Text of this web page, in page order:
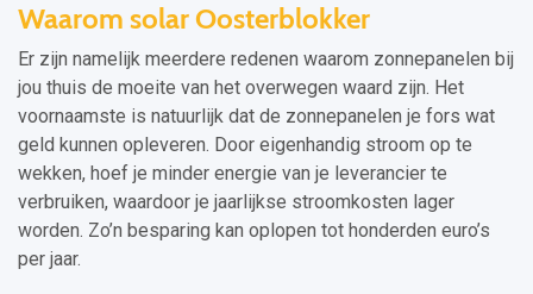
Waarom solar Oosterblokker
Er zijn namelijk meerdere redenen waarom zonnepanelen bij
jou thuis de moeite van het overwegen waard zijn. Het
voornaamste is natuurlijk dat de zonnepanelen je fors wat
geld kunnen opleveren. Door eigenhandig stroom op te
wekken, hoef je minder energie van je leverancier te
verbruiken, waardoor je jaarlijkse stroomkosten lager
worden. Zo’n besparing kan oplopen tot honderden euro’s
per jaar.